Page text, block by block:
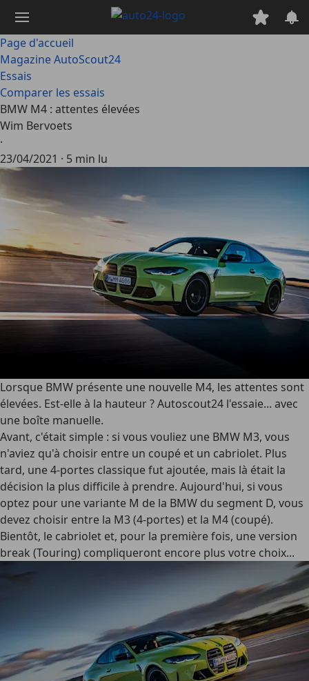
contenu
principal
Page d'accueil
Magazine AutoScout24
Essais
Comparer les essais
BMW M4 : attentes élevées
Wim Bervoets
·
23/04/2021 · 5 min lu
Lorsque BMW présente une nouvelle M4, les attentes sont
élevées. Est-elle à la hauteur ? Autoscout24 l'essaie... avec
une boîte manuelle.
Avant, c'était simple : si vous vouliez une BMW M3, vous
n'aviez qu'à choisir entre un coupé et un cabriolet. Plus
tard, une 4-portes classique fut ajoutée, mais là était la
décision la plus difficile à prendre. Aujourd'hui, si vous
optez pour une variante M de la BMW du segment D, vous
devez choisir entre la M3 (4-portes) et la M4 (coupé).
Bientôt, le cabriolet et, pour la première fois, une version
break (Touring) compliqueront encore plus votre choix...